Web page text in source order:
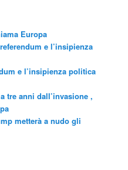
Europa
e l’insipienza
e l’insipienza politica
tre anni dall’invasione ,
metterà a nudo gli